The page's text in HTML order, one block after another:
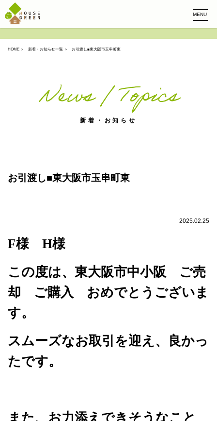
MENU
HOME ＞ 新着・お知らせ一覧 ＞ お引渡し■東大阪市玉串町東
News / Topics
新着・お知らせ
お引渡し■東大阪市玉串町東
2025.02.25
F様 H様
この度は、東大阪市中小阪 ご売
却 ご購入 おめでとうございま
す。
スムーズなお取引を迎え、良かっ
たです。
また、お力添えできそうなこと